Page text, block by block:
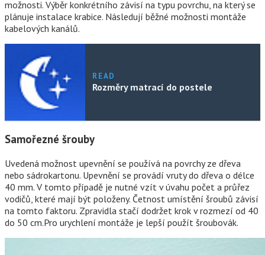
možnosti. Výběr konkrétního závisí na typu povrchu, na který se
plánuje instalace krabice. Následují běžné možnosti montáže
kabelových kanálů.
READ
Rozměry matrací do postele
Samořezné šrouby
Uvedená možnost upevnění se používá na povrchy ze dřeva
nebo sádrokartonu. Upevnění se provádí vruty do dřeva o délce
40 mm. V tomto případě je nutné vzít v úvahu počet a průřez
vodičů, které mají být položeny. Četnost umístění šroubů závisí
na tomto faktoru. Zpravidla stačí dodržet krok v rozmezí od 40
do 50 cm.Pro urychlení montáže je lepší použít šroubovák.